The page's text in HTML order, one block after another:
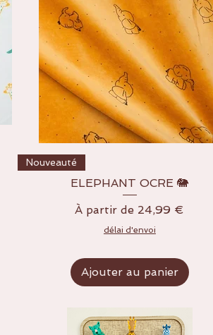
Nouveauté
ELEPHANT OCRE 🐘
À partir de 24,99 €
Prix promotionnel
délai d'envoi
Ajouter au panier